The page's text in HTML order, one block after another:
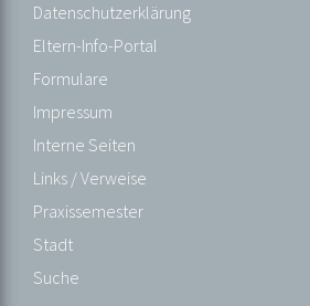
Datenschutzerklärung
Eltern-Info-Portal
Formulare
Impressum
Interne Seiten
Links / Verweise
Praxissemester
Stadt
Suche